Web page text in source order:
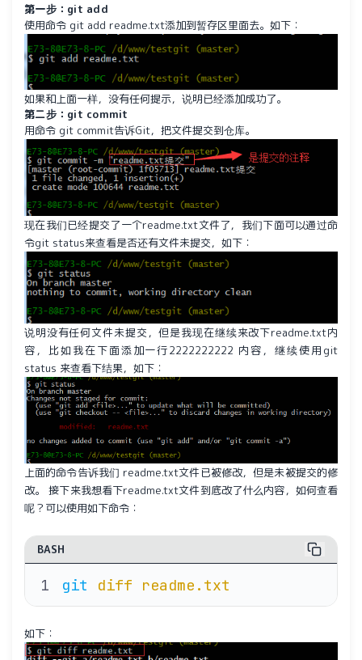
第一步：git add
使用命令 git add readme.txt添加到暂存区里面去。如下：
如果和上面一样，没有任何提示，说明已经添加成功了。
第二步：git commit
用命令 git commit告诉Git，把文件提交到仓库。
现在我们已经提交了一个readme.txt文件了，我们下面可以通过命
令git status来查看是否还有文件未提交，如下：
说明没有任何文件未提交，但是我现在继续来改下readme.txt内
容，比如我在下面添加一行2222222222 内容，继续使用git
status 来查看下结果，如下：
上面的命令告诉我们 readme.txt文件已被修改，但是未被提交的修
改。 接下来我想看下readme.txt文件到底改了什么内容，如何查看
呢？可以使用如下命令：
BASH
git diff readme.txt
如下：